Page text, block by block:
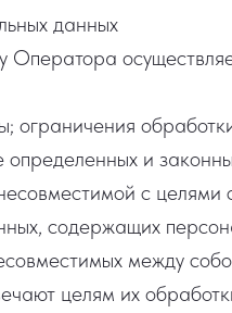
данных
ограничения
и
с целями
содержащих
между
целям их